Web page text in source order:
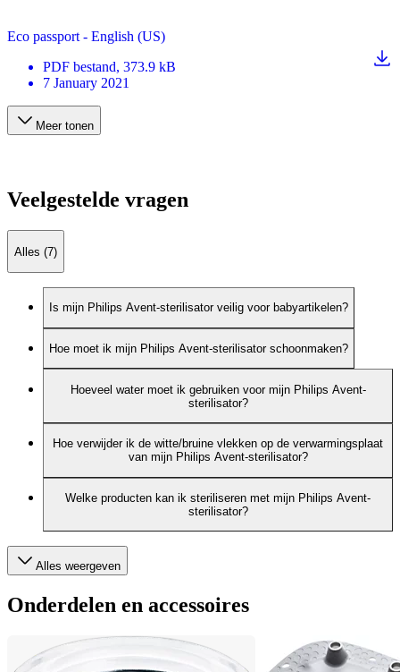
Eco passport - English (US)
PDF bestand, 373.9 kB
7 January 2021
Meer tonen
Veelgestelde vragen
Alles (7)
Is mijn Philips Avent-sterilisator veilig voor babyartikelen?
Hoe moet ik mijn Philips Avent-sterilisator schoonmaken?
Hoeveel water moet ik gebruiken voor mijn Philips Avent-
sterilisator?
Hoe verwijder ik de witte/bruine vlekken op de verwarmingsplaat
van mijn Philips Avent-sterilisator?
Welke producten kan ik steriliseren met mijn Philips Avent-
sterilisator?
Alles weergeven
Onderdelen en accessoires